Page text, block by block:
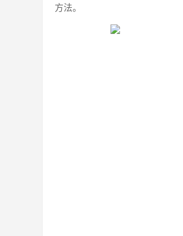
方法。